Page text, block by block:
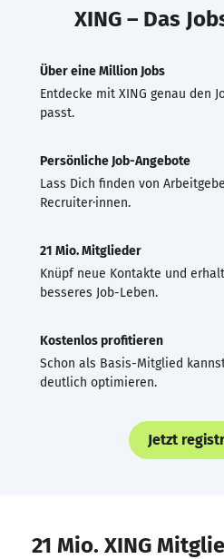
XING – Das
Über eine Million Jobs
Entdecke mit XING genau den
passt.
Persönliche Job-Angebote
Lass Dich finden von
Recruiter·innen.
21 Mio. Mitglieder
Knüpf neue Kontakte und
besseres Job-Leben.
Kostenlos profitieren
Schon als Basis-Mitglied
deutlich optimieren.
Jetzt
21 Mio. XING